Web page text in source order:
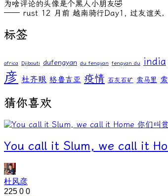
为啥评论的头像是个黑人小朋友🤣
—— rust 12 月前 越南骑行Day1, 过友谊关
标签
africa Djibouti dufengyan du fengyan fengyan du india
彦 杜齐眼 格鲁吉亚 疫情 石灰石矿 索马里
猜你喜欢
You call it Slum, we call it
杜风彦
225 0 0